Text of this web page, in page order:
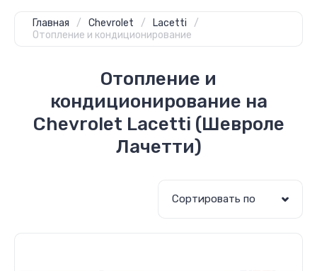
Главная / Chevrolet / Lacetti
/
Отопление и кондиционирование
Отопление и
кондиционирование на
Chevrolet Lacetti (Шевроле
Лачетти)
Сортировать по